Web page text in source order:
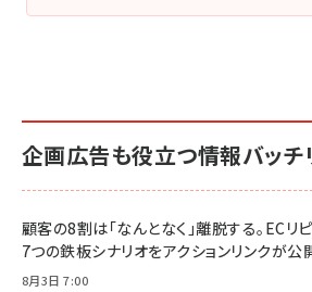
企画広告も役立つ情報バッチ
顧客の8割は「なんとなく」離脱する。ECリ
7つの鉄板シナリオをアクションリンクが公
8月3日 7:00